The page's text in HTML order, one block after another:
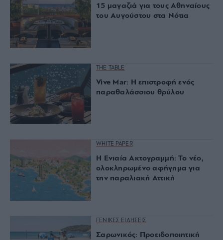
15 μαγαζιά για τους Αθηναίους
του Αυγούστου στα Νότια
THE TABLE
Vive Mar: Η επιστροφή ενός
παραθαλάσσιου θρύλου
WHITE PAPER
Η Ενιαία Ακτογραμμή: Το νέο,
ολοκληρωμένο αφήγημα για
την παραλιακή Αττική
ΓΕΝΙΚΕΣ ΕΙΔΗΣΕΙΣ
Σαρωνικός: Προειδοποιητική